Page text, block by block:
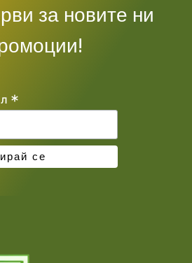
за новите ни
*